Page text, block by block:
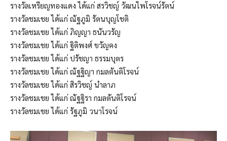
รางวัลเหรียญทองแดง ได้แก่ สรวิชญ์ วัฒนไพโรจน์รัตน์
รางวัลชมเชย ได้แก่ ณัฐภูมิ รัตนบุญโชติ
รางวัลชมเชย ได้แก่ ภิญญา ธนันวรัญ
รางวัลชมเชย ได้แก่ ฐิติพงศ์ ขวัญคง
รางวัลชมเชย ได้แก่ ปรัชญา ธรรม​บุตร​
รางวัลชมเชย ได้แก่ ณัฐฐิญา กมลตันติโรจน์
รางวัลชมเชย ได้แก่ สิรวิชญ์ นำลาภ
รางวัลชมเชย ได้แก่ ณัฐฐิรา กมลตันติโรจน์
รางวัลชมเชย ได้แก่ รัฐภูมิ วนาโรจน์